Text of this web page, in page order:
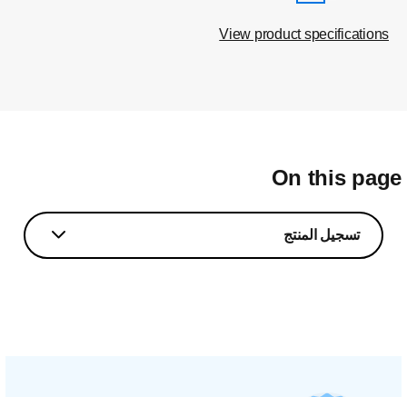
View product specifications
On this
تسجيل المنتج